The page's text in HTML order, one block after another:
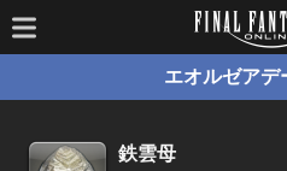
エオルゼアデ
鉄雲母